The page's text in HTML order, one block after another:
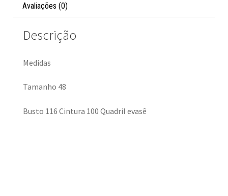
Avaliações (0)
Descrição
Medidas
Tamanho 48
Busto 116 Cintura 100 Quadril evasê